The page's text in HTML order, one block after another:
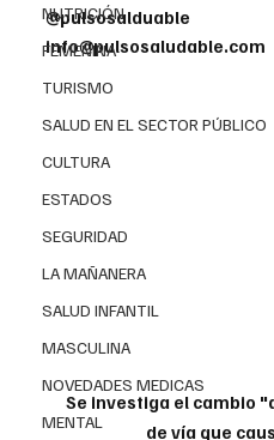
NUTRICIÓN
FEMENINA
TURISMO
SALUD EN EL SECTOR PÚBLICO
CULTURA
ESTADOS
SEGURIDAD
LA MAÑANERA
SALUD INFANTIL
MASCULINA
NOVEDADES MEDICAS
MENTAL
@pulsosalduable
info@pulsosaludable.com
Se investiga el cambio
de vía que